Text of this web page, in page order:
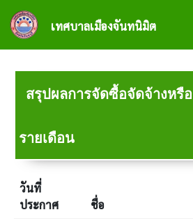
ข้ามไปยังเนื้อหาหลัก
เทศบาลเมืองจันทนิมิต
สรุปผลการจัดซื้อจัดจ้างหรื
รายเดือน
วันที่
ประกาศ
ชื่อ